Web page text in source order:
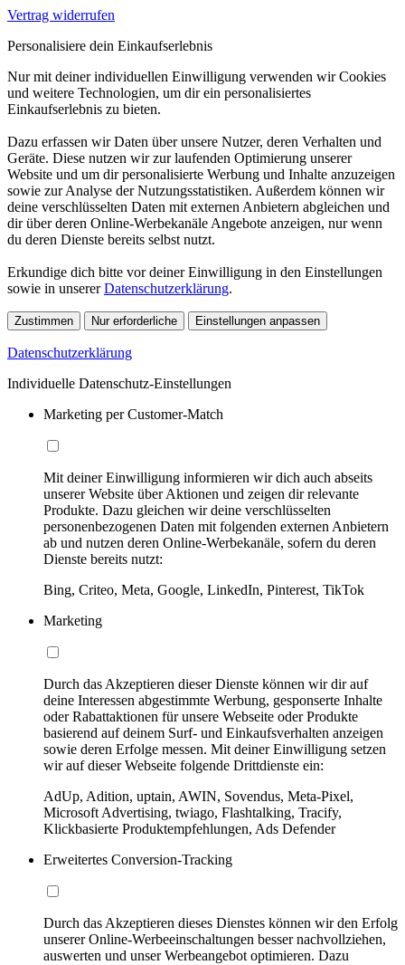
Vertrag widerrufen
Personalisiere dein Einkaufserlebnis
Nur mit deiner individuellen Einwilligung verwenden wir Cookies
und weitere Technologien, um dir ein personalisiertes
Einkaufserlebnis zu bieten.
Dazu erfassen wir Daten über unsere Nutzer, deren Verhalten und
Geräte. Diese nutzen wir zur laufenden Optimierung unserer
Website und um dir personalisierte Werbung und Inhalte anzuzeigen
sowie zur Analyse der Nutzungsstatistiken. Außerdem können wir
deine verschlüsselten Daten mit externen Anbietern abgleichen und
dir über deren Online-Werbekanäle Angebote anzeigen, nur wenn
du deren Dienste bereits selbst nutzt.
Erkundige dich bitte vor deiner Einwilligung in den Einstellungen
sowie in unsererDatenschutzerklärung.
Zustimmen Nur erforderliche Einstellungen anpassen
Datenschutzerklärung
Individuelle Datenschutz-Einstellungen
Marketing per Customer-Match
Mit deiner Einwilligung informieren wir dich auch abseits
unserer Website über Aktionen und zeigen dir relevante
Produkte. Dazu gleichen wir deine verschlüsselten
personenbezogenen Daten mit folgenden externen Anbietern
ab und nutzen deren Online-Werbekanäle, sofern du deren
Dienste bereits nutzt:
Bing, Criteo, Meta, Google, LinkedIn, Pinterest, TikTok
Marketing
Durch das Akzeptieren dieser Dienste können wir dir auf
deine Interessen abgestimmte Werbung, gesponserte Inhalte
oder Rabattaktionen für unsere Webseite oder Produkte
basierend auf deinem Surf- und Einkaufsverhalten anzeigen
sowie deren Erfolge messen. Mit deiner Einwilligung setzen
wir auf dieser Webseite folgende Drittdienste ein:
AdUp, Adition, uptain, AWIN, Sovendus, Meta-Pixel,
Microsoft Advertising, twiago, Flashtalking, Tracify,
Klickbasierte Produktempfehlungen, Ads Defender
Erweitertes Conversion-Tracking
Durch das Akzeptieren dieses Dienstes können wir den Erfolg
unserer Online-Werbeeinschaltungen besser nachvollziehen,
auswerten und unser Werbeangebot optimieren. Dazu